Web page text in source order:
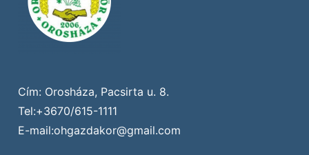
Cím: Orosháza, Pacsirta u. 8.
Tel:+3670/615-1111
E-mail:ohgazdakor@gmail.com